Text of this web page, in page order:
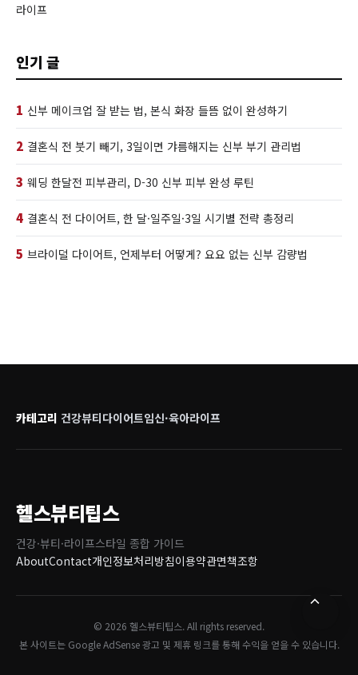
라이프
인기 글
1 신부 메이크업 잘 받는 법, 본식 화장 들뜸 없이 완성하기
2 결혼식 전 붓기 빼기, 3일이면 갸름해지는 신부 부기 관리법
3 웨딩 한달전 피부관리, D-30 신부 피부 완성 루틴
4 결혼식 전 다이어트, 한 달·일주일·3일 시기별 전략 총정리
5 브라이덜 다이어트, 언제부터 어떻게? 요요 없는 신부 감량법
카테고리 건강뷰티다이어트임신·육아라이프
헬스뷰티팁스
건강·뷰티·라이프스타일 종합 가이드
AboutContact개인정보처리방침이용약관면책조항
© 2026 헬스뷰티팁스. All rights reserved.
본 사이트는 Google AdSense 광고 및 제휴 링크를 통해 수익을 얻을 수 있습니다.